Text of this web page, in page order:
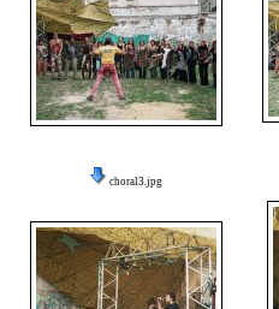
choral3.jpg